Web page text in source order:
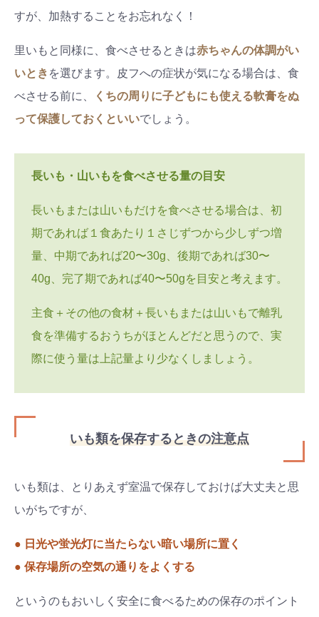
すが、加熱することをお忘れなく！
里いもと同様に、食べさせるときは赤ちゃんの体調がい
いとき を選びます。皮フへの症状が気になる場合は、食
べさせる前に、
くちの周りに子どもにも使える軟膏をぬ
って保護しておくといいでしょう。
長いも・山いもを食べさせる量の目安
長いもまたは山いもだけを食べさせる場合は、初
期であれば１食あたり１さじずつから少しずつ増
量、中期であれば20〜30g、後期であれば30〜
40g、完了期であれば40〜50gを目安と考えます。
主食＋その他の食材＋長いもまたは山いもで離乳
食を準備するおうちがほとんどだと思うので、実
際に使う量は上記量より少なくしましょう。
いも類を保存するときの注意点
いも類は、とりあえず室温で保存しておけば大丈夫と思
いがちですが、
● 日光や蛍光灯に当たらない暗い場所に置く
● 保存場所の空気の通りをよくする
というのもおいしく安全に食べるための保存のポイント